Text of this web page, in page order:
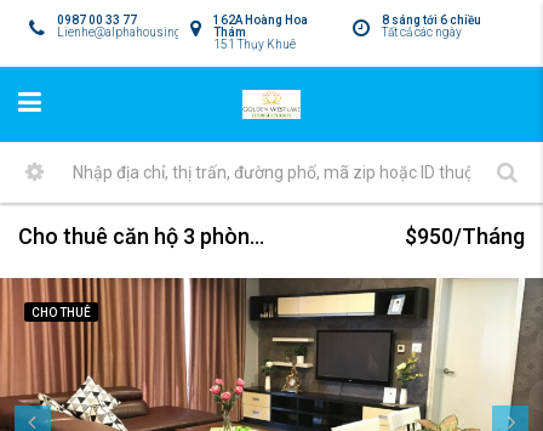
8 sáng tới 6 chiều
Tất cả các ngày
162A Hoàng Hoa
Thám
151 Thụy Khuê
0987 00 33 77
Lienhe@alphahousing.vn
Cho thuê căn hộ 3 phòng ngủ tại Golden Westlake $950/Tháng
CHO THUÊ